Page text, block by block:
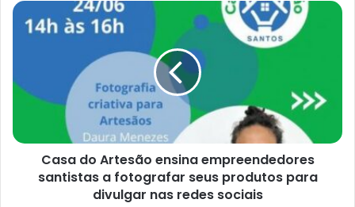
Casa
do
empreendedores
santistas
seus
produtosCasa do Artesão ensina empreendedores
santistas a fotografar seus produtos para
divulgar nas redes sociais